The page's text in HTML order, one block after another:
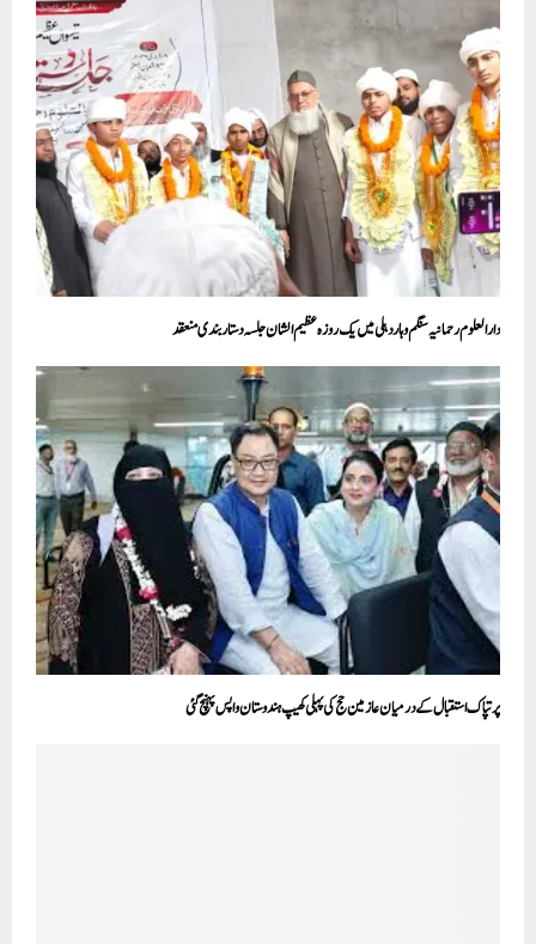
دارالعلوم رحمانیہ سنگم وہار دہلی میں یک روزہ عظیم الشان جلسہ دستار بندی منعقد
پرتپاک استقبال کے درمیان عازمین حج کی پہلی کھیپ ہندوستان واپس پہنچ گئی